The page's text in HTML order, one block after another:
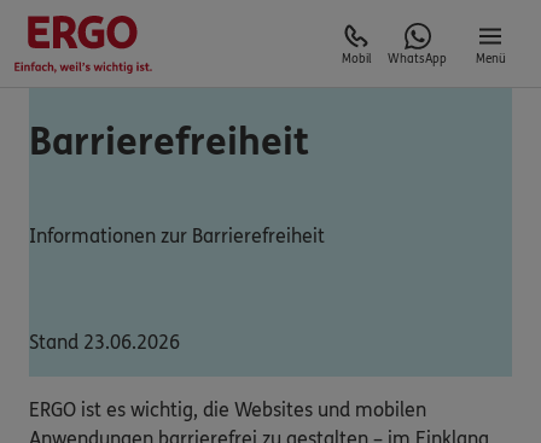
Mobil WhatsApp Menü
Barrierefreiheit
Informationen zur Barrierefreiheit
Stand 23.06.2026
ERGO ist es wichtig, die Websites und mobilen